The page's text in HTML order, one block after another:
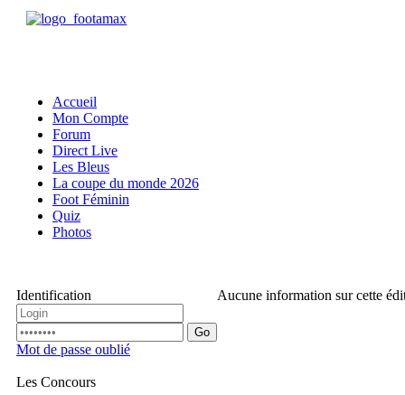
Accueil
Mon Compte
Forum
Direct Live
Les Bleus
La coupe du monde 2026
Foot Féminin
Quiz
Photos
Identification
Go
Mot de passe oublié
Les Concours
Aucune information sur cette